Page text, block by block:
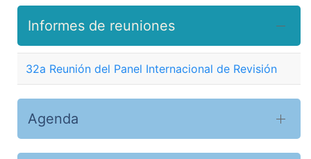
Informes de reuniones
32a Reunión del Panel Internacional de Revisión
Agenda